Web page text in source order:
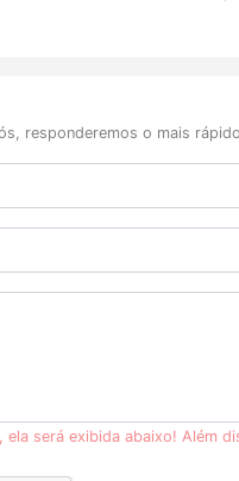
responderemos o mais
será exibida abaixo! Além